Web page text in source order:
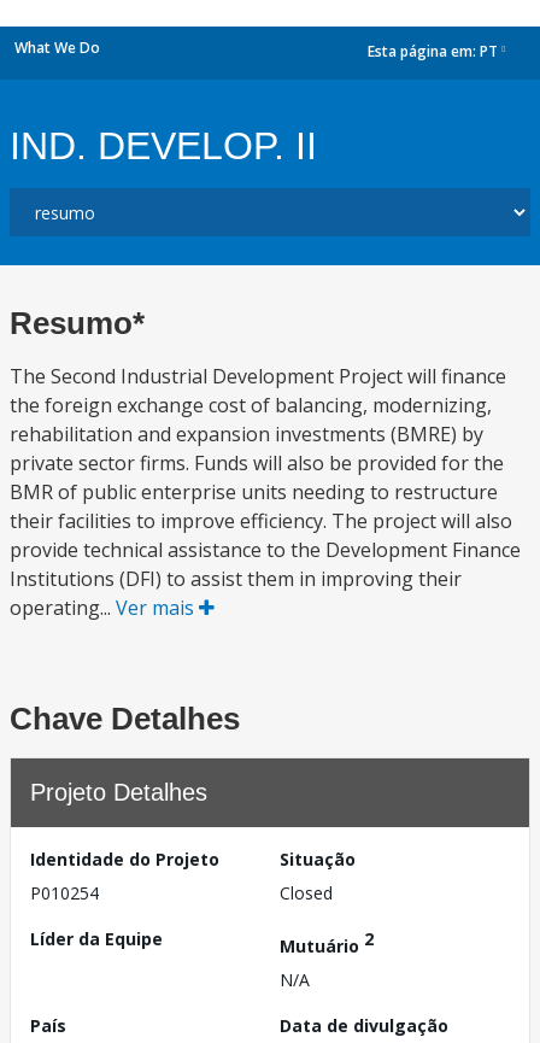
What We Do Esta página em: PT
IND. DEVELOP. II
Resumo*
The Second Industrial Development Project will finance
the foreign exchange cost of balancing, modernizing,
rehabilitation and expansion investments (BMRE) by
private sector firms. Funds will also be provided for the
BMR of public enterprise units needing to restructure
their facilities to improve efficiency. The project will also
provide technical assistance to the Development Finance
Institutions (DFI) to assist them in improving their
operating... Ver mais
Chave Detalhes
Projeto Detalhes
Identidade do Projeto
P010254
Situação
Closed
Líder da Equipe
Mutuário 2
N/A
País
Data de divulgação